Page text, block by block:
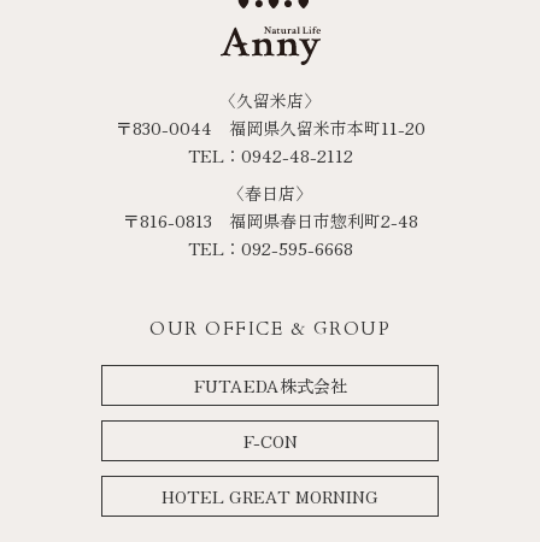
〈久留米店〉
〒830-0044 福岡県久留米市本町11-20
TEL：0942-48-2112
〈春日店〉
〒816-0813 福岡県春日市惣利町2-48
TEL：092-595-6668
OUR OFFICE & GROUP
FUTAEDA株式会社
F-CON
HOTEL GREAT MORNING